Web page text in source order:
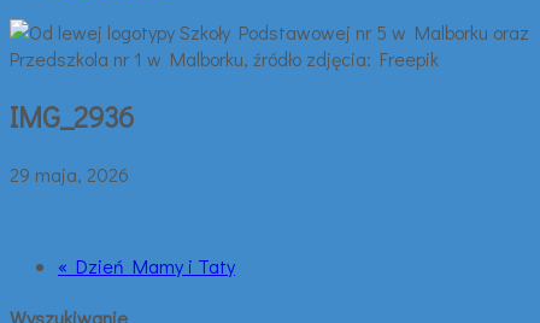
IMG_2936
29 maja, 2026
« Dzień Mamy i Taty
Wyszukiwanie